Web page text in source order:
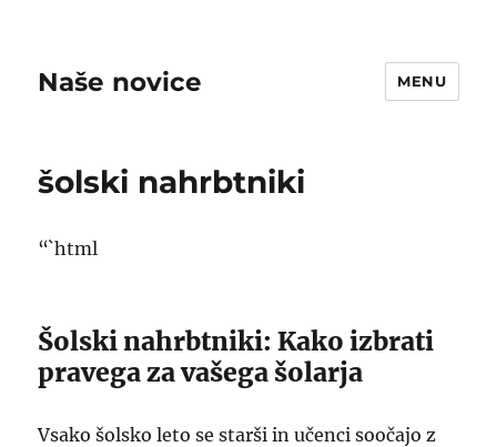
Naše novice MENU
šolski nahrbtniki
“`html
Šolski nahrbtniki: Kako izbrati
pravega za vašega šolarja
Vsako šolsko leto se starši in učenci soočajo z